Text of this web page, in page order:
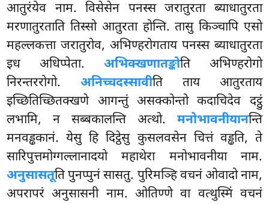
आतुरंयेव नाम. विसेसेन पनस्स जरातुरता ब्याधातुरता
मरणातुरताति तिस्सो आतुरता होन्ति. तासु किञ्चापि एसो
महल्लकत्ता जरातुरोव, अभिण्हरोगताय पनस्स ब्याधातुरता
इध अधिप्पेता. अभिक्खणातङ्कोति अभिण्हरोगो
निरन्तररोगो.अनिच्चदस्सावीति ताय आतुरताय
इच्छितिच्छितक्खणे आगन्तुं असक्कोन्तो कदाचिदेव दट्ठुं
लभामि, न सब्बकालन्ति अत्थो. मनोभावनीयानन्ति
मनवड्ढकानं. येसु हि दिट्ठेसु कुसलवसेन चित्तं वड्ढति, ते
सारिपुत्तमोग्गल्लानादयो महाथेरा मनोभावनीया नाम.
अनुसासतूति पुनप्पुनं सासतु. पुरिमञ्हि वचनं ओवादो नाम,
अपरापरं अनुसासनी नाम. ओतिण्णे वा वत्थुस्मिं वचनं